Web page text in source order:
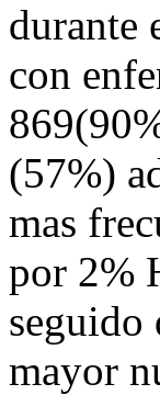
durante
con
(57%)
mas
por 2%
seguido
mayor